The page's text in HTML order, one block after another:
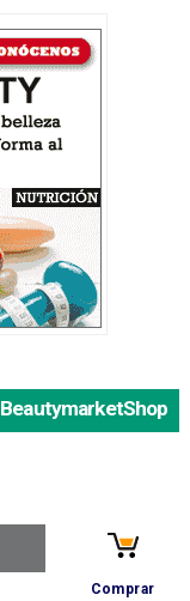
BeautymarketShop
Comprar